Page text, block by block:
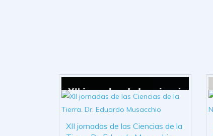
XII jornadas de las Ciencias de la